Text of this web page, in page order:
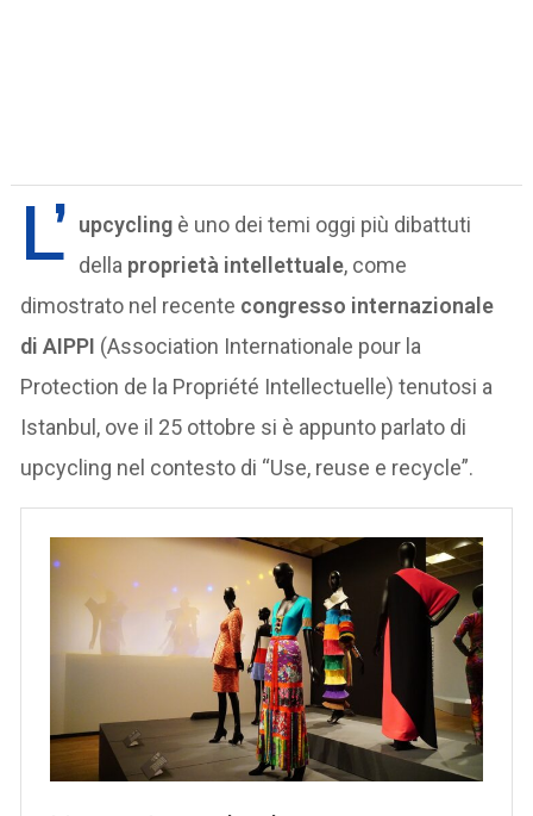
L’ upcycling è uno dei temi oggi più dibattuti
della proprietà intellettuale, come
dimostrato nel recente congresso internazionale
di AIPPI (Association Internationale pour la
Protection de la Propriété Intellectuelle) tenutosi a
Istanbul, ove il 25 ottobre si è appunto parlato di
upcycling nel contesto di “Use, reuse e recycle”.